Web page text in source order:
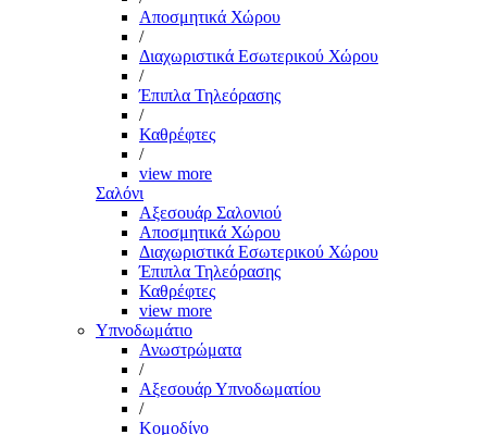
Αποσμητικά Χώρου
/
Διαχωριστικά Εσωτερικού Χώρου
/
Έπιπλα Τηλεόρασης
/
Καθρέφτες
/
view more
Σαλόνι
Αξεσουάρ Σαλονιού
Αποσμητικά Χώρου
Διαχωριστικά Εσωτερικού Χώρου
Έπιπλα Τηλεόρασης
Καθρέφτες
view more
Υπνοδωμάτιο
Ανωστρώματα
/
Αξεσουάρ Υπνοδωματίου
/
Κομοδίνο